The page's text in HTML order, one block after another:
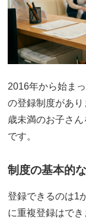
2016年から始ま
の登録制度があ
歳未満のお子さ
です。
制度の基本的
登録できるのは1
に重複登録はで